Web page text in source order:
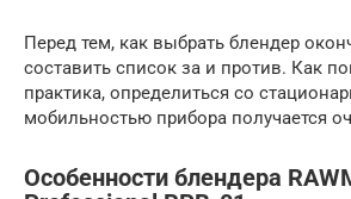
Перед тем, как выбрать блендер
составить список за и против. Как
практика, определиться со
мобильностью прибора получается
Особенности блендера